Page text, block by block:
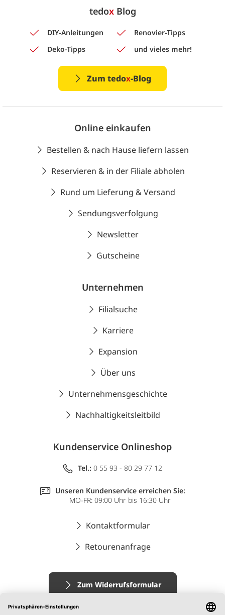
tedoxBlog
DIY-Anleitungen
Renovier-Tipps
Deko-Tipps
und vieles mehr!
Zum tedox-Blog
Online einkaufen
Bestellen & nach Hause liefern lassen
Reservieren & in der Filiale abholen
Rund um Lieferung & Versand
Sendungsverfolgung
Newsletter
Gutscheine
Unternehmen
Filialsuche
Karriere
Expansion
Über uns
Unternehmensgeschichte
Nachhaltigkeitsleitbild
Kundenservice Onlineshop
Tel.: 0 55 93 - 80 29 77 12
Unseren Kundenservice erreichen Sie:
MO-FR: 09:00 Uhr bis 16:30 Uhr
Kontaktformular
Retourenanfrage
Zum Widerrufsformular